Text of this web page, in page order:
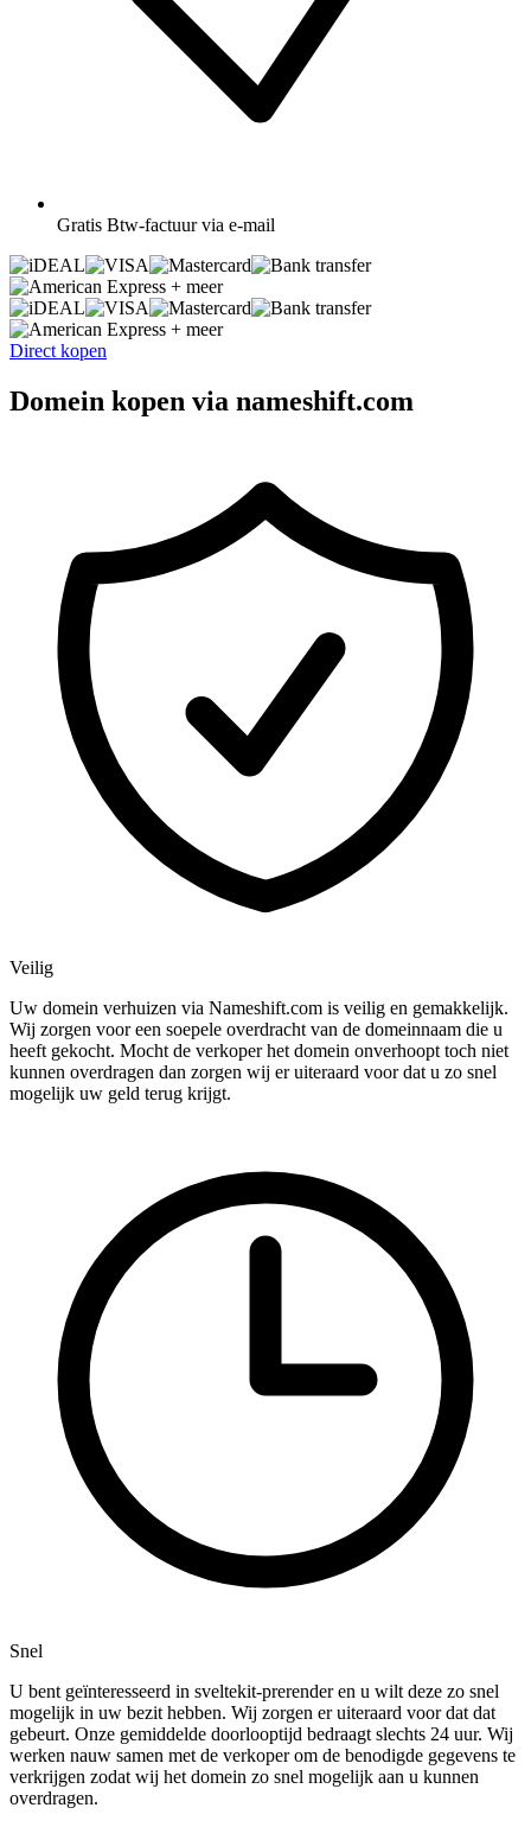
Gratis Btw-factuur via e-mail
+ meer
+ meer
Direct kopen
Domein kopen via nameshift.com
Veilig
Uw domein verhuizen via Nameshift.com is veilig en gemakkelijk.
Wij zorgen voor een soepele overdracht van de domeinnaam die u
heeft gekocht. Mocht de verkoper het domein onverhoopt toch niet
kunnen overdragen dan zorgen wij er uiteraard voor dat u zo snel
mogelijk uw geld terug krijgt.
Snel
U bent geïnteresseerd in sveltekit-prerender en u wilt deze zo snel
mogelijk in uw bezit hebben. Wij zorgen er uiteraard voor dat dat
gebeurt. Onze gemiddelde doorlooptijd bedraagt slechts 24 uur. Wij
werken nauw samen met de verkoper om de benodigde gegevens te
verkrijgen zodat wij het domein zo snel mogelijk aan u kunnen
overdragen.